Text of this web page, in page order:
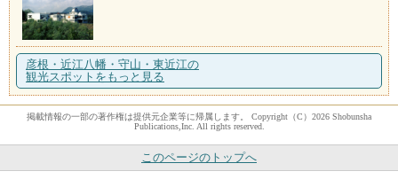
彦根・近江八幡・守山・東近江の
観光スポットをもっと見る
掲載情報の一部の著作権は提供元企業等に帰属します。 Copyright（C）2026 Shobunsha
Publications,Inc. All rights reserved.
このページのトップへ